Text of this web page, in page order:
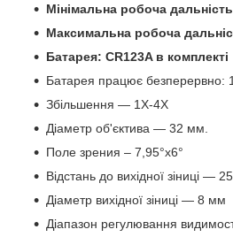
Мінімальна робоча
Максимальна робоча
Батарея: CR123A в комплекті
Батарея працює безперервно:
Збільшення — 1X-4Х
Діаметр об'єктива — 32 мм.
Поле зрения – 7,95°x6°
Відстань до вихідної зіниці —
Діаметр вихідної зіниці — 8 мм
Діапазон регулювання